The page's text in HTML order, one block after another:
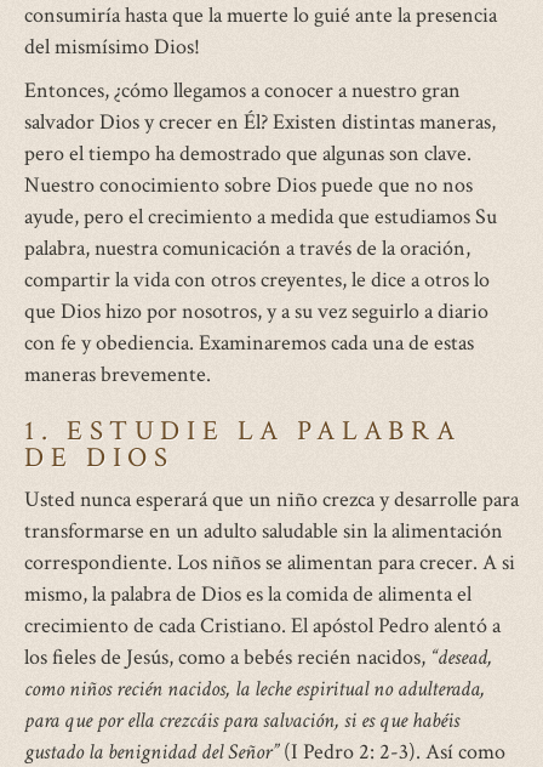
consumiría hasta que la muerte lo guié ante la presencia
del mismísimo Dios!
Entonces, ¿cómo llegamos a conocer a nuestro gran
salvador Dios y crecer en Él? Existen distintas maneras,
pero el tiempo ha demostrado que algunas son clave.
Nuestro conocimiento sobre Dios puede que no nos
ayude, pero el crecimiento a medida que estudiamos Su
palabra, nuestra comunicación a través de la oración,
compartir la vida con otros creyentes, le dice a otros lo
que Dios hizo por nosotros, y a su vez seguirlo a diario
con fe y obediencia. Examinaremos cada una de estas
maneras brevemente.
1. ESTUDIE LA PALABRA
DE DIOS
Usted nunca esperará que un niño crezca y desarrolle para
transformarse en un adulto saludable sin la alimentación
correspondiente. Los niños se alimentan para crecer. A si
mismo, la palabra de Dios es la comida de alimenta el
crecimiento de cada Cristiano. El apóstol Pedro alentó a
los fieles de Jesús, como a bebés recién nacidos, “desead,
como niños recién nacidos, la leche espiritual no adulterada,
para que por ella crezcáis para salvación, si es que habéis
gustado la benignidad del Señor”(I Pedro 2: 2-3). Así como